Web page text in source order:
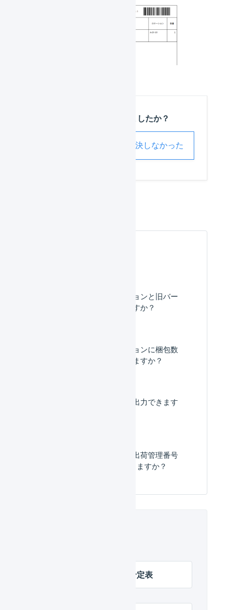
この記事は役に立ちましたか？
解決しなかった
出荷指示書の新バージョンと旧バー
ジョンの違いはなんですか？
出荷指示書の新バージョンに梱包数
を印字することはできますか？
出荷指示書はどこから出力できます
出荷指示書や納品書の出荷管理番号
をQRコードで印字できますか？
帳票レイアウト : 入荷予定表